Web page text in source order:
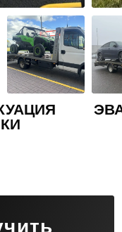
И